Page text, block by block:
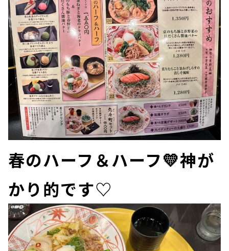
春のハーフ＆ハーフ💛神が
かり的です♡